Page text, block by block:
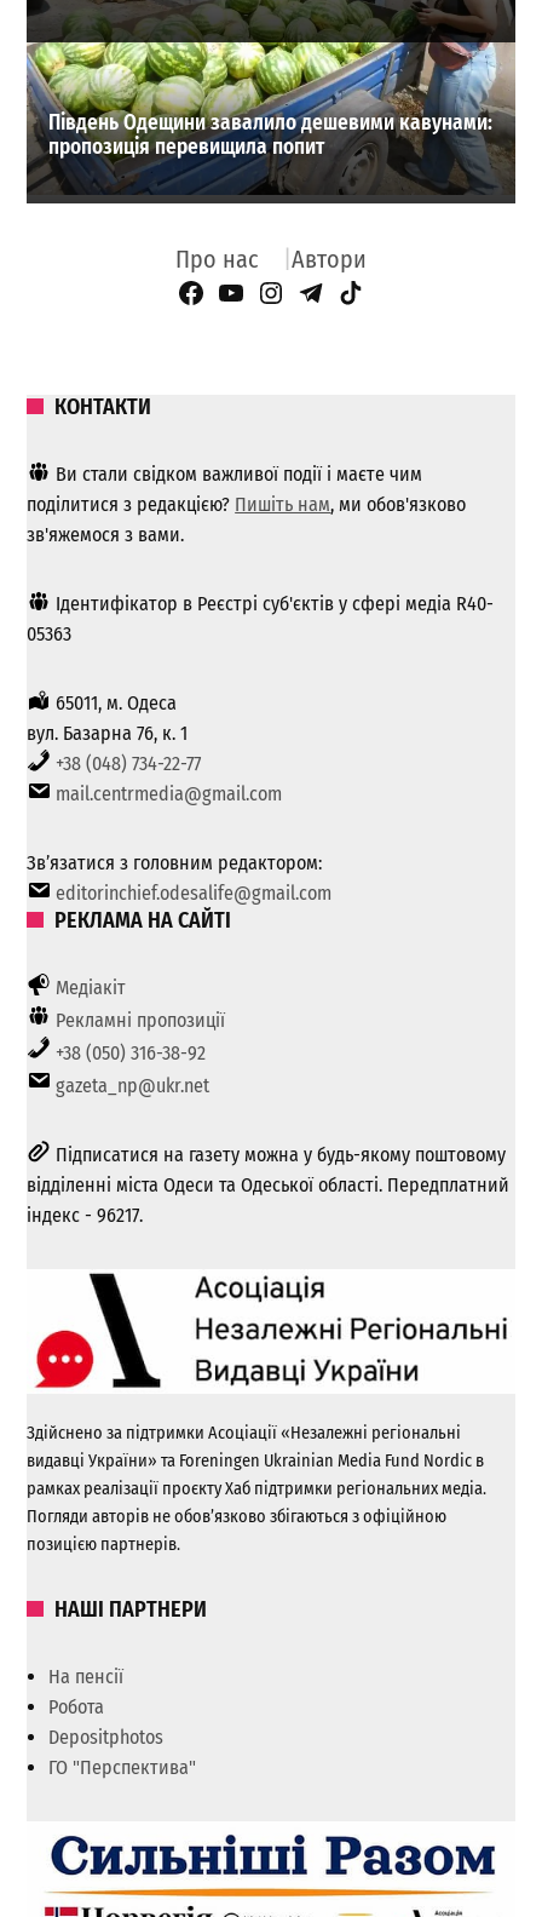
Південь Одещини завалило дешевими кавунами:
пропозиція перевищила попит
Про нас Автори
Facebook Page
YouTube
Instagram
Telegram
TikTok
КОНТАКТИ
Ви стали свідком важливої ​​події і маєте чим
поділитися з редакцією? Пишіть нам, ми обов'язково
зв'яжемося з вами.
Ідентифікатор в Реєстрі суб'єктів у сфері медіа R40-
05363
65011, м. Одеса
вул. Базарна 76, к. 1
+38 (048) 734-22-77
mail.centrmedia@gmail.com
Зв’язатися з головним редактором:
editorinchief.odesalife@gmail.com
РЕКЛАМА НА САЙТІ
Медіакіт
Рекламні пропозиції
+38 (050) 316-38-92
gazeta_np@ukr.net
Підписатися на газету можна у будь-якому поштовому
відділенні міста Одеси та Одеської області. Передплатний
індекс - 96217.
Здійснено за підтримки Асоціації «Незалежні регіональні
видавці України» та Foreningen Ukrainian Media Fund Nordic в
рамках реалізації проєкту Хаб підтримки регіональних медіа.
Погляди авторів не обов’язково збігаються з офіційною
позицією партнерів.
НАШІ ПАРТНЕРИ
На пенсії
Робота
Depositphotos
ГО "Перспектива"